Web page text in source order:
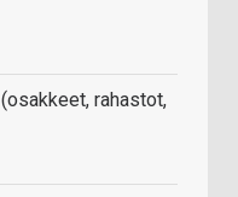
rahastot,